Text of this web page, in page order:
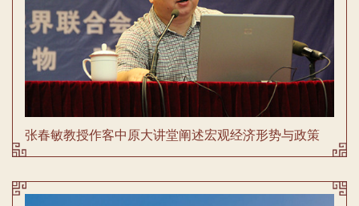
张春敏教授作客中原大讲堂阐述宏观经济形势与政策